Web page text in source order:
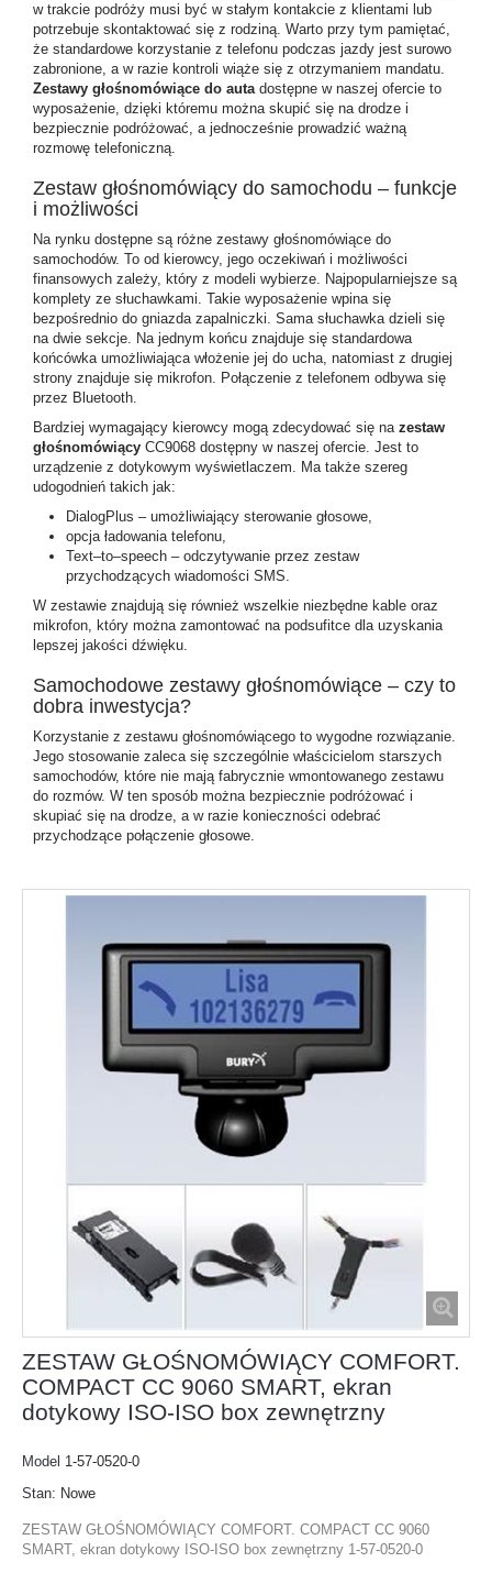
w trakcie podróży musi być w stałym kontakcie z klientami lub
potrzebuje skontaktować się z rodziną. Warto przy tym pamiętać,
że standardowe korzystanie z telefonu podczas jazdy jest surowo
zabronione, a w razie kontroli wiąże się z otrzymaniem mandatu.
Zestawy głośnomówiące do autadostępne w naszej ofercie to
wyposażenie, dzięki któremu można skupić się na drodze i
bezpiecznie podróżować, a jednocześnie prowadzić ważną
rozmowę telefoniczną.
Zestaw głośnomówiący do samochodu – funkcje
i możliwości
Na rynku dostępne są różne zestawy głośnomówiące do
samochodów. To od kierowcy, jego oczekiwań i możliwości
finansowych zależy, który z modeli wybierze. Najpopularniejsze są
komplety ze słuchawkami. Takie wyposażenie wpina się
bezpośrednio do gniazda zapalniczki. Sama słuchawka dzieli się
na dwie sekcje. Na jednym końcu znajduje się standardowa
końcówka umożliwiająca włożenie jej do ucha, natomiast z drugiej
strony znajduje się mikrofon. Połączenie z telefonem odbywa się
przez Bluetooth.
Bardziej wymagający kierowcy mogą zdecydować się na zestaw
głośnomówiący CC9068 dostępny w naszej ofercie. Jest to
urządzenie z dotykowym wyświetlaczem. Ma także szereg
udogodnień takich jak:
DialogPlus – umożliwiający sterowanie głosowe,
opcja ładowania telefonu,
Text–to–speech – odczytywanie przez zestaw
przychodzących wiadomości SMS.
W zestawie znajdują się również wszelkie niezbędne kable oraz
mikrofon, który można zamontować na podsufitce dla uzyskania
lepszej jakości dźwięku.
Samochodowe zestawy głośnomówiące – czy to
dobra inwestycja?
Korzystanie z zestawu głośnomówiącego to wygodne rozwiązanie.
Jego stosowanie zaleca się szczególnie właścicielom starszych
samochodów, które nie mają fabrycznie wmontowanego zestawu
do rozmów. W ten sposób można bezpiecznie podróżować i
skupiać się na drodze, a w razie konieczności odebrać
przychodzące połączenie głosowe.
ZESTAW GŁOŚNOMÓWIĄCY COMFORT.
COMPACT CC 9060 SMART, ekran
dotykowy ISO-ISO box zewnętrzny
Model 1-57-0520-0
Stan: Nowe
ZESTAW GŁOŚNOMÓWIĄCY COMFORT. COMPACT CC 9060
SMART, ekran dotykowy ISO-ISO box zewnętrzny 1-57-0520-0